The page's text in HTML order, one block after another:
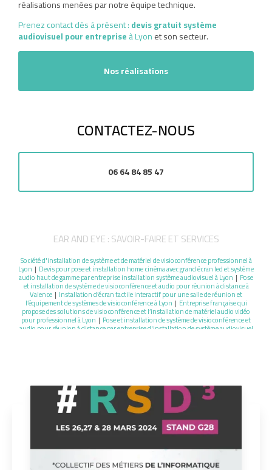
réalisations menées par notre équipe technique.
Prenez contact dès à présent :devis gratuit système
audiovisuel pour entrepriseà Lyonet son secteur.
Nos réalisations
CONTACTEZ-NOUS
06 64 84 85 47
EAR AND EYE : SAVOIR-FAIRE ET SERVICES
Société d'installation de système et de matériel de visioconférence professionnel à
Lyon | Devis pour pose et installation home cinéma avec grand écran led et système
audio haut de gamme par entreprise installation système audiovisuel à Lyon| Pose
et installation de système de visioconférence et audio pour réunion à distance à
Valence | Installation d’écran tactile interactif pour une salle de réunion et
l’équipement de systèmes de visioconférence à Lyon | Entreprise française qui
propose des solutions de visioconférence et l’installation de matériel audio vidéo
pour professionnel à Lyon | Pose et installation de système de visioconférence et
audio pour réunion à distance par entreprise d'installation de système audiovisuel